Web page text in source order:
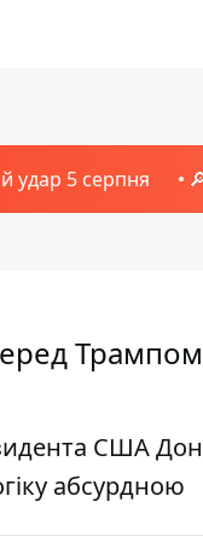
удар 5 серпня
США
абсурдною